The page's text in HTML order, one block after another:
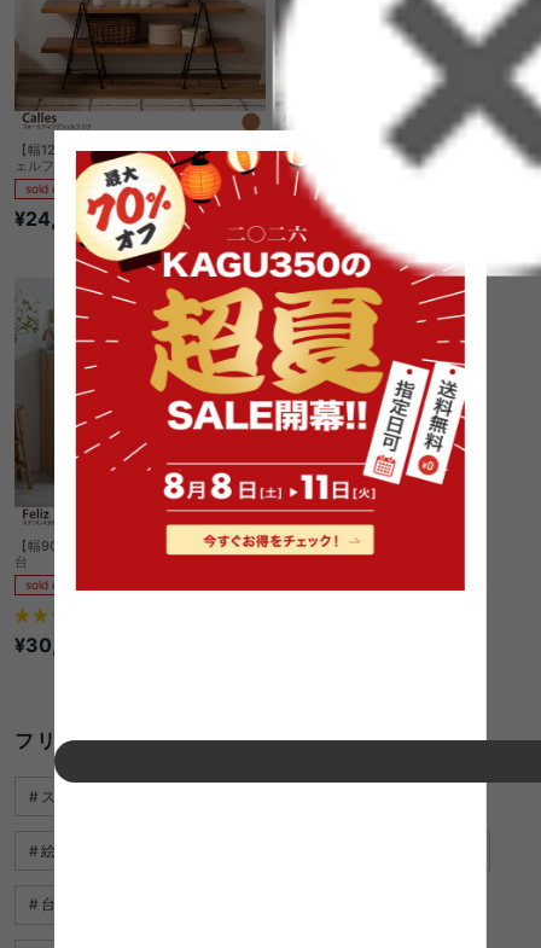
【幅120cm】Calles フォールディングシ
ェルフ 2段
sold out
¥24,410
【幅90cm】Feliz ステンレス天板食器棚
sold out
¥49,999
【幅90cm】Feliz ステンレス天板レンジ
台
sold out
¥30,599
フリー ラックに関するキーワード
スリム ラック
絵本 おもちゃ ラック
台所 ラック